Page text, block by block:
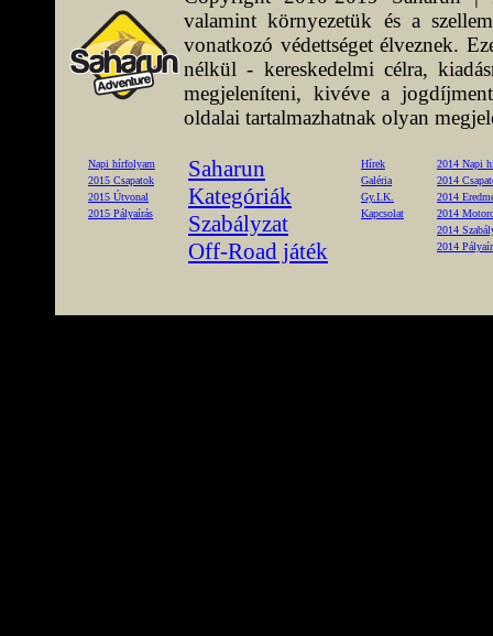
valamint környezetük és a
vonatkozó védettséget élveznek.
nélkül - kereskedelmi célra,
megjeleníteni, kivéve a
oldalai tartalmazhatnak olyan
Napi hírfolyam
2015 Csapatok
2015 Útvonal
2015 Pályaírás
Saharun
Kategóriák
Szabályzat
Off-Road játék
Hírek
Galéria
Gy.I.K.
Kapcsolat
2014 Napi
2014
2014
2014
2014
2014